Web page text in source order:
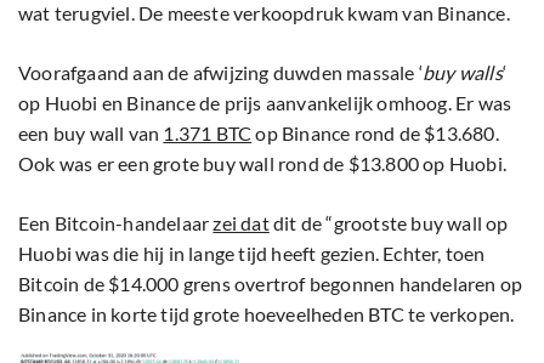
wat terugviel. De meeste verkoopdruk kwam van Binance.
Voorafgaand aan de afwijzing duwden massale ‘buy walls‘
op Huobi en Binance de prijs aanvankelijk omhoog. Er was
een buy wall van 1.371 BTC op Binance rond de $13.680.
Ook was er een grote buy wall rond de $13.800 op Huobi.
Een Bitcoin-handelaarzei datdit de “grootste buy wall op
Huobi was die hij in lange tijd heeft gezien. Echter, toen
Bitcoin de $14.000 grens overtrof begonnen handelaren op
Binance in korte tijd grote hoeveelheden BTC te verkopen.